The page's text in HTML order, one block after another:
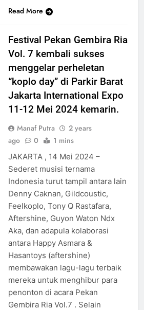
Read More
Festival Pekan Gembira Ria
Vol. 7 kembali sukses
menggelar perheletan
“koplo day” di Parkir Barat
Jakarta International Expo
11-12 Mei 2024 kemarin.
Manaf Putra
2 years
ago
0 1 mins
JAKARTA , 14 Mei 2024 –
Sederet musisi ternama
Indonesia turut tampil antara lain
Denny Caknan, Gildcoustic,
Feelkoplo, Tony Q Rastafara,
Aftershine, Guyon Waton Ndx
Aka, dan adapula kolaborasi
antara Happy Asmara &
Hasantoys (aftershine)
membawakan lagu-lagu terbaik
mereka untuk menghibur para
penonton di acara Pekan
Gembira Ria Vol.7 . Selain